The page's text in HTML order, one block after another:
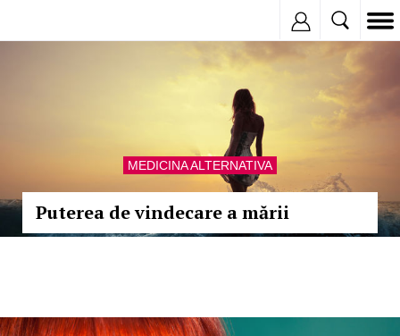
MEDICINA ALTERNATIVA
Puterea de vindecare a mării